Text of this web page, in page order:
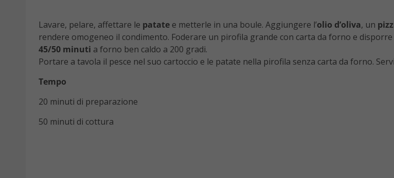
Lavare, pelare, affettare le patate e metterle in una boule. Aggiungere l’olio d’oliva, un
rendere omogeneo il condimento. Foderare un pirofila grande con carta da forno e
45/50 minuti a forno ben caldo a 200 gradi.
Portare a tavola il pesce nel suo cartoccio e le patate nella pirofila senza carta da forno.
Tempo
20 minuti di preparazione
50 minuti di cottura